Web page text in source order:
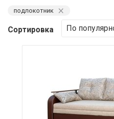
подлокотник ⨯
Сортировка